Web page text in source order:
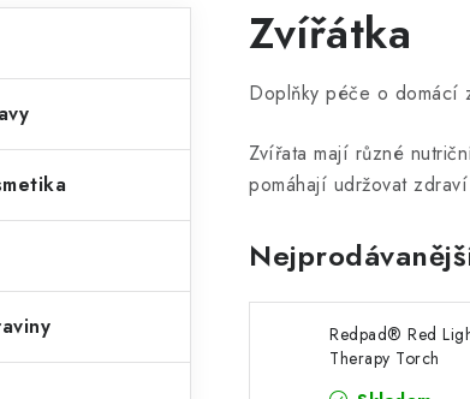
Zvířátka
Doplňky péče o domácí
Zvířata mají různé
pomáhají udržovat
Redpad® Red
Therapy Torch